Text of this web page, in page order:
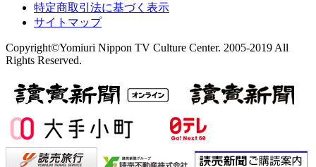
特定商取引法に基づく表示
サイトマップ
Copyright©Yomiuri Nippon TV Culture Center. 2005-2019 All
Rights Reserved.